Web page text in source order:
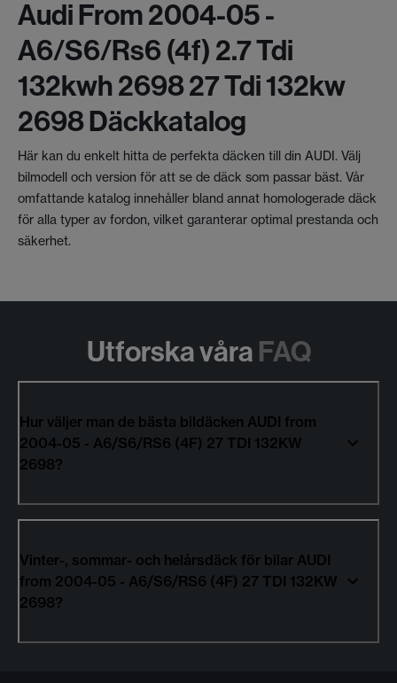
Audi From 2004-05 -
A6/s6/rs6 (4f) 2.7 Tdi
132kwh 2698 27 Tdi 132kw
2698 Däckkatalog
Här kan du enkelt hitta de perfekta däcken till din AUDI. Välj
bilmodell och version för att se de däck som passar bäst. Vår
omfattande katalog innehåller bland annat homologerade däck
för alla typer av fordon, vilket garanterar optimal prestanda och
säkerhet.
Utforska våra FAQ
Hur väljer man de bästa bildäcken AUDI from
2004-05 - A6/S6/RS6 (4F) 27 TDI 132KW
2698?
Vinter-, sommar- och helårsdäck för bilar AUDI
from 2004-05 - A6/S6/RS6 (4F) 27 TDI 132KW
2698?